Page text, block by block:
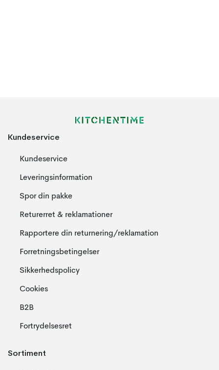
Kundeservice
Kundeservice
Leveringsinformation
Spor din pakke
Returerret & reklamationer
Rapportere din returnering/reklamation
Forretningsbetingelser
Sikkerhedspolicy
Cookies
B2B
Fortrydelsesret
Sortiment